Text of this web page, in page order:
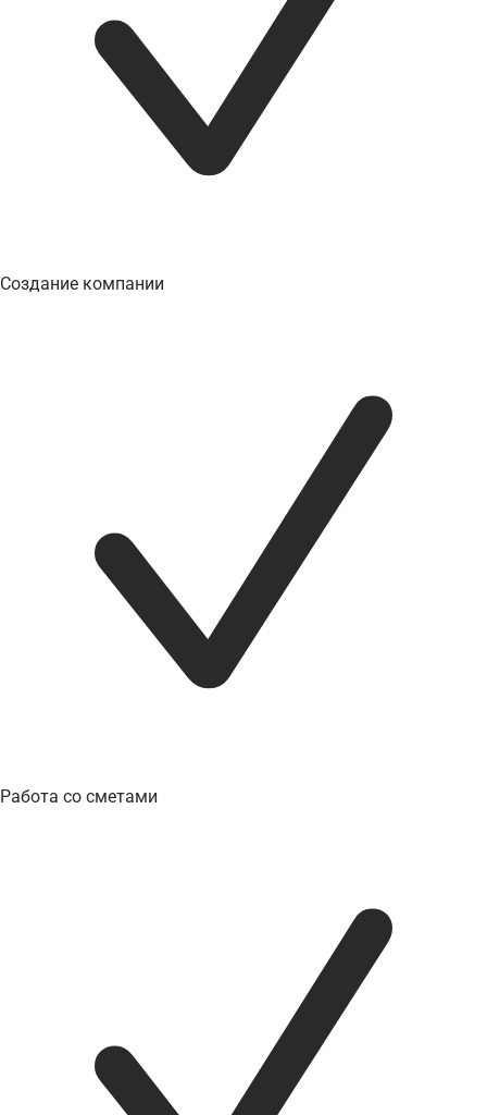
Создание компании
Работа со сметами